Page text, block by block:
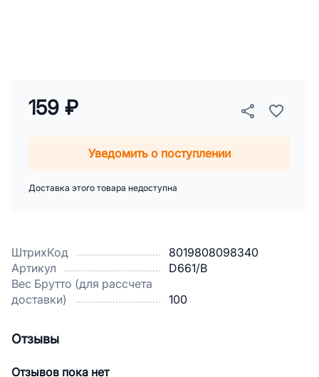
ШтрихКод
8019808098340
Артикул
D661/B
Вес Брутто (для рассчета
доставки)
100
159 ₽
Уведомить о поступлении
Доставка этого товара недоступна
Отзывы
Отзывов пока нет